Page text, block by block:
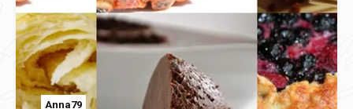
Anna79